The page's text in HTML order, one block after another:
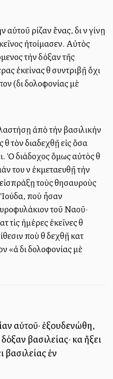
ρίζαν ἕνας, διὰ νὰ γίνῃ
ἡτοίμασεν. Αὐτὸς
τὴν δόξαν τῆς
ἐκείνας θὰ συντριβῇ ὄχι
(διὰ δολοφονίας μὲ
ἀπὸ τὴν βασιλικὴν
τὸν διαδεχθῇ εἰς ὅσα
Ὁ διάδοχος ὅμως αὐτὸς θὰ
του νὰ ἐκμεταλλευθῇ τὴν
εἰσπράξῃ τοὺς θησαυροὺς
Ἰούδα, ποὺ ἦσαν
τοῦ Ναοῦ·
τὶς ἡμέρες ἐκεῖνες θὰ
ποὺ θὰ δεχθῇ κατὰ
διὰ δολοφονίας μὲ
αὐτοῦ· ἐξουδενώθη,
βασιλείας· καὶ ἥξει
βασιλείας ἐν